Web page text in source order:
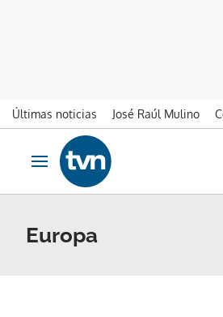
Últimas noticias José Raúl Mulino
Ir al contenido
Obrir navegació
Europa